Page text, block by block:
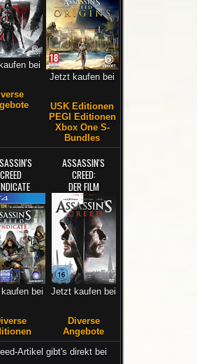
bei
Jetzt kaufen bei
USK Editionen
PEGI Editionen
Xbox One S-
Bundles
CREED
bei
ASSASSIN'S
CREED:
DER FILM
Jetzt kaufen bei
Diverse
Angebote
Artikel gibt's direkt bei